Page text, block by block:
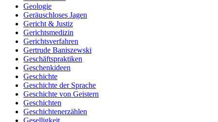
Geologie
Geräuschloses Jagen
Gericht & Justiz
Gerichtsmedizin
Gerichtsverfahren
Gertrude Baniszewski
Geschäftspraktiken
Geschenkideen
Geschichte
Geschichte der Sprache
Geschichte von Geistern
Geschichten
Geschichtenerzählen